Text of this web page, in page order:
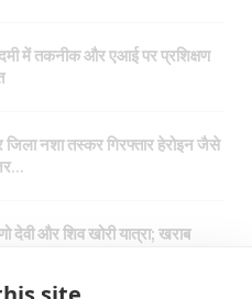
में तकनीक और एआई पर प्रशिक्षण
जिला नशा तस्कर गिरफ्तार हेरोइन जैसे
देवी और शिव खोरी यात्रा; खराब